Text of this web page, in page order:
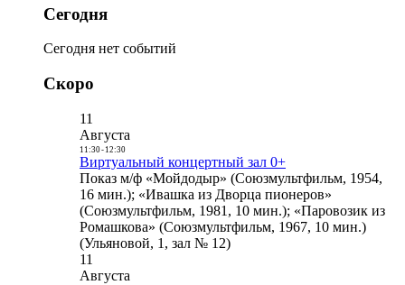
Сегодня
Сегодня нет событий
Скоро
11
Августа
11:30- 12:30
Виртуальный концертный зал 0+
Показ м/ф «Мойдодыр» (Союзмультфильм, 1954,
16 мин.); «Ивашка из Дворца пионеров»
(Союзмультфильм, 1981, 10 мин.); «Паровозик из
Ромашкова» (Союзмультфильм, 1967, 10 мин.)
(Ульяновой, 1, зал № 12)
11
Августа